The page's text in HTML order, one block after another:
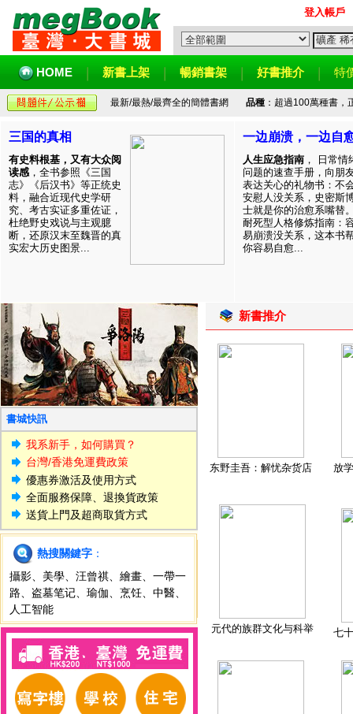
登入帳戶
HOME 新書上架 暢銷書架 好書推介 特
最新/最熱/最齊全的簡體書網 品種：超過100萬種書，
三国的真相
有史料根基，又有大众阅
读感 ，全书参照《三国
志》《后汉书》等正统史
料，融合近现代史学研
究、考古实证多重佐证，
杜绝野史戏说与主观臆
断，还原汉末至魏晋的真
实宏大历史图景...
一边崩溃，一边自
人生应急指南 ， 日常情
问题的速查手册，向朋
表达关心的礼物书：不
安慰人没关系，史密斯
士就是你的治愈系嘴替
耐死型人格修炼指南：
易崩溃没关系，这本书
你容易自愈...
書城快訊
我系新手，如何購買？
台灣/香港免運費政策
優惠券激活及使用方式
全面服務保障、退換貨政策
送貨上門及超商取貨方式
熱搜關鍵字 ：
攝影
美學 汪曾祺 繪畫
一帶一
路
盗墓笔记 瑜伽 烹饪 中醫
人工智能
新書推介
东野圭吾：解忧杂货店 放
元代的族群文化与科举 七